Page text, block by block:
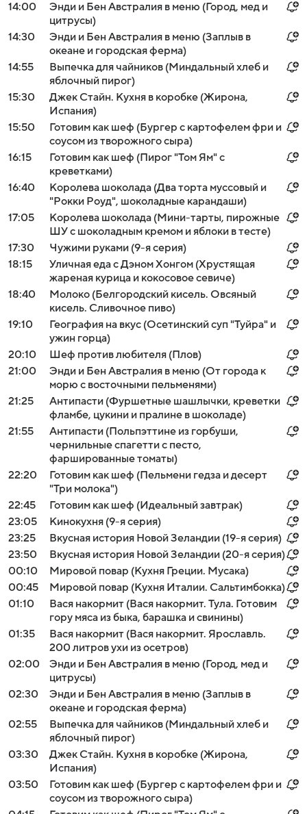
14:00
Энди и Бен Австралия в меню (Город, мед и
цитрусы)
14:30
Энди и Бен Австралия в меню (Заплыв в
океане и городская ферма)
14:55
Выпечка для чайников (Миндальный хлеб и
яблочный пирог)
15:30
Джек Стайн. Кухня в коробке (Жирона,
Испания)
15:50
Готовим как шеф (Бургер с картофелем фри и
соусом из творожного сыра)
16:15
Готовим как шеф (Пирог "Том Ям" с
креветками)
16:40
Королева шоколада (Два торта муссовый и
"Рокки Роуд", шоколадные карандаши)
17:05
Королева шоколада (Мини-тарты, пирожные
ШУ с шоколадным кремом и яблоки в тесте)
17:30
Чужими руками (9-я серия)
18:15
Уличная еда с Дэном Хонгом (Хрустящая
жареная курица и кокосовое севиче)
18:40
Молоко (Белгородский кисель. Овсяный
кисель. Сливочное пиво)
19:10
География на вкус (Осетинский суп "Туйра" и
ужин горца)
20:10
Шеф против любителя (Плов)
21:00
Энди и Бен Австралия в меню (От города к
морю с восточными пельменями)
21:25
Антипасти (Фуршетные шашлычки, креветки
фламбе, цукини и пралине в шоколаде)
21:55
Антипасти (Польпэттине из горбуши,
чернильные спагетти с песто,
фаршированные томаты)
22:20
Готовим как шеф (Пельмени гедза и десерт
"Три молока")
22:45
Готовим как шеф (Идеальный завтрак)
23:05
Кинокухня (9-я серия)
23:25
Вкусная история Новой Зеландии (19-я серия)
23:50
Вкусная история Новой Зеландии (20-я серия)
00:10
Мировой повар (Кухня Греции. Мусака)
00:45
Мировой повар (Кухня Италии. Сальтимбокка)
01:10
Вася накормит (Вася накормит. Тула. Готовим
гору мяса из быка, барашка и свинины)
01:35
Вася накормит (Вася накормит. Ярославль.
200 литров ухи из осетров)
02:00
Энди и Бен Австралия в меню (Город, мед и
цитрусы)
02:30
Энди и Бен Австралия в меню (Заплыв в
океане и городская ферма)
02:55
Выпечка для чайников (Миндальный хлеб и
яблочный пирог)
03:30
Джек Стайн. Кухня в коробке (Жирона,
Испания)
03:50
Готовим как шеф (Бургер с картофелем фри и
соусом из творожного сыра)